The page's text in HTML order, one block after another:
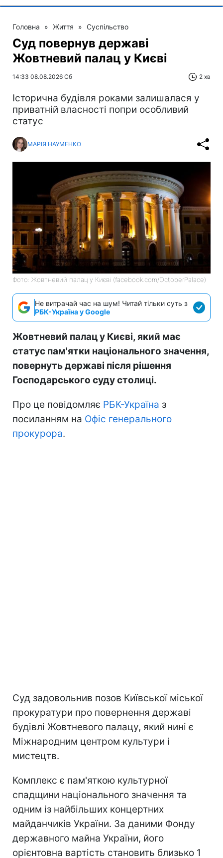
Головна » Життя » Суспільство
Суд повернув державі
Жовтневий палац у Києві
14:33 08.08.2026 Сб 2 хв
Історична будівля роками залишалася у
приватній власності попри особливий
статус
МАРІЯ НАУМЕНКО
Фото: Жовтневий палац у Києві (facebook.com/OctoberPalace)
Не витрачай час на шум! Читай тільки суть з
РБК-Україна у Google
Жовтневий палац у Києві, який має
статус пам'ятки національного значення,
повернуть державі після рішення
Господарського суду столиці.
Про це повідомляє РБК-Україна з
посиланням на Офіс генерального
прокурора.
Суд задовольнив позов Київської міської
прокуратури про повернення державі
будівлі Жовтневого палацу, який нині є
Міжнародним центром культури і
мистецтв.
Комплекс є пам'яткою культурної
спадщини національного значення та
одним із найбільших концертних
майданчиків України. За даними Фонду
державного майна України, його
орієнтовна вартість становить близько 1